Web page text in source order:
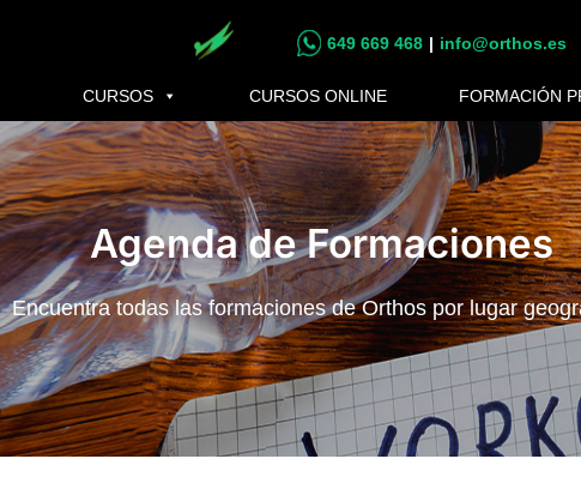
contenido
principal
de
página
649 669 468 | info@orthos.es
CURSOS CURSOS ONLINE FORMACIÓN
Agenda de Formaciones
Encuentra todas las formaciones de Orthos por lugar